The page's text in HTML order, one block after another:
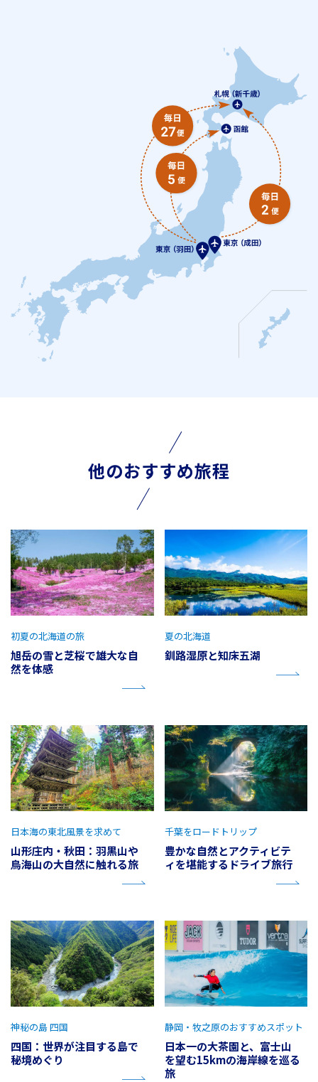
他のおすすめ旅程
旭岳の雪と芝桜で雄大な自
然を体感
初夏の北海道の旅
釧路湿原と知床五湖
夏の北海道
山形庄内・秋田：羽黒山や
鳥海山の大自然に触れる旅
日本海の東北風景を求めて
豊かな自然とアクティビテ
ィを堪能するドライブ旅行
千葉をロードトリップ
四国：世界が注目する島で
秘境めぐり
神秘の島 四国
日本一の大茶園と、富士山
を望む15kmの海岸線を巡る
旅
静岡・牧之原のおすすめスポット